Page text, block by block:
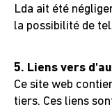
Lda ait été
la possibilité de
5. Liens vers
Ce site web
tiers. Ces liens